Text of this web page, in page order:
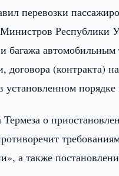
перевозки
Республики
багажа
договора (контракта)
порядке
Термеза о
а также